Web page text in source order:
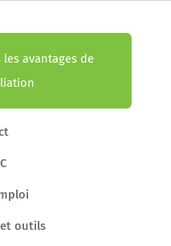
les avantages de
outils